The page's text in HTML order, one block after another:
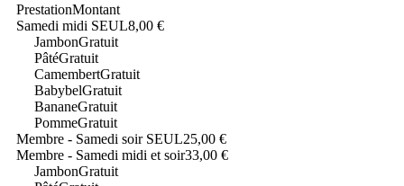
PrestationMontant
Samedi midi SEUL8,00 €
JambonGratuit
PâtéGratuit
CamembertGratuit
BabybelGratuit
BananeGratuit
PommeGratuit
Membre - Samedi soir SEUL25,00 €
Membre - Samedi midi et soir33,00 €
JambonGratuit